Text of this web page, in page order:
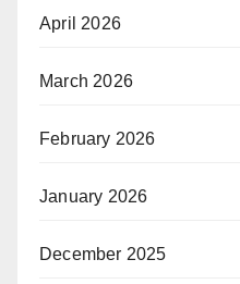
April 2026
March 2026
February 2026
January 2026
December 2025